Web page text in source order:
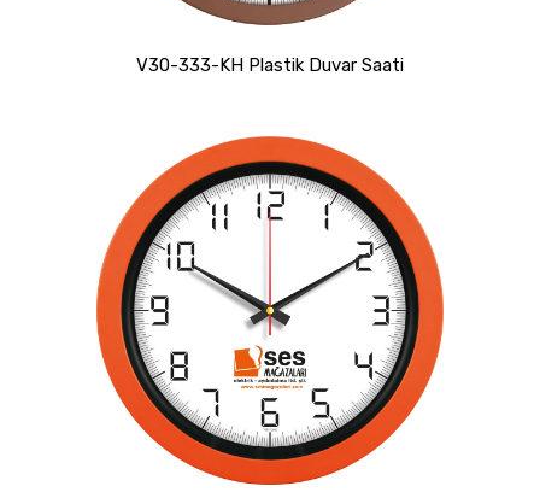
V30-333-KH Plastik Duvar Saati